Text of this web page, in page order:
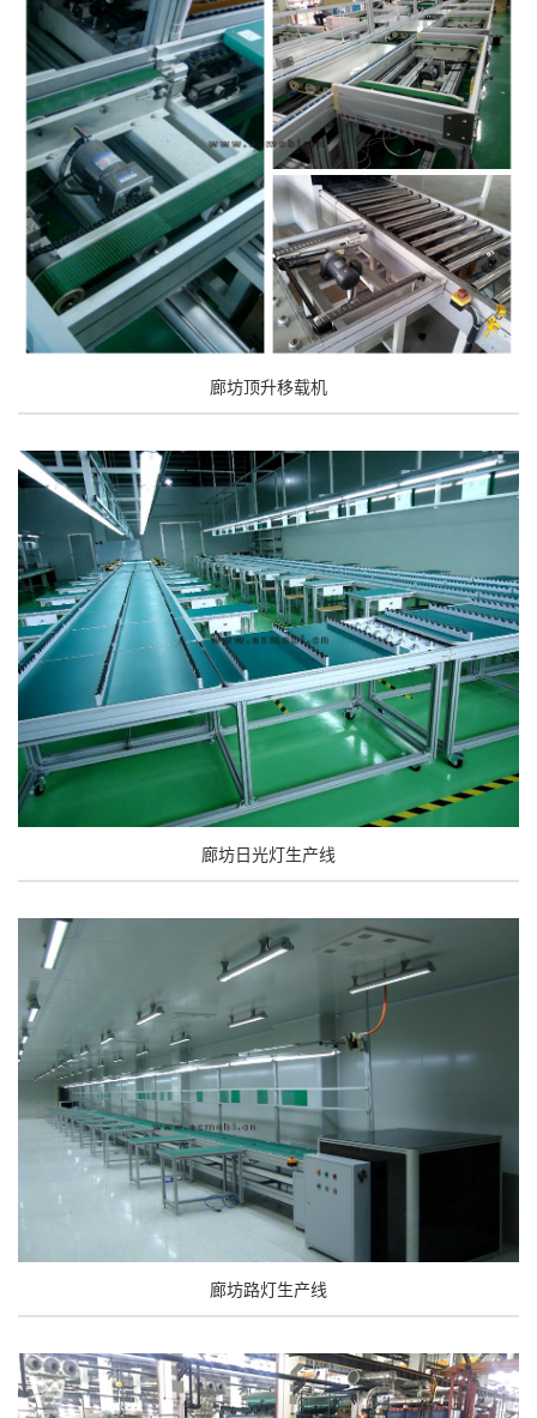
廊坊顶升移载机
廊坊日光灯生产线
廊坊路灯生产线